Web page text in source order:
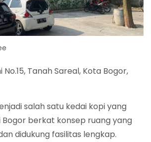
No.15, Tanah Sareal, Kota Bogor,
salah satu kedai kopi yang
berkat konsep ruang yang
didukung fasilitas lengkap.